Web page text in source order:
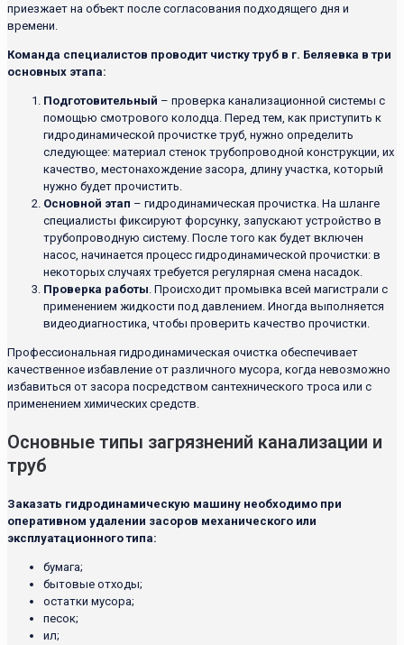
приезжает на объект после согласования подходящего дня и
времени.
Команда специалистов проводит чистку труб в г. Беляевка в три
основных этапа:
Подготовительный – проверка канализационной системы с
помощью смотрового колодца. Перед тем, как приступить к
гидродинамической прочистке труб, нужно определить
следующее: материал стенок трубопроводной конструкции, их
качество, местонахождение засора, длину участка, который
нужно будет прочистить.
Основной этап – гидродинамическая прочистка. На шланге
специалисты фиксируют форсунку, запускают устройство в
трубопроводную систему. После того как будет включен
насос, начинается процесс гидродинамической прочистки: в
некоторых случаях требуется регулярная смена насадок.
Проверка работы. Происходит промывка всей магистрали с
применением жидкости под давлением. Иногда выполняется
видеодиагностика, чтобы проверить качество прочистки.
Профессиональная гидродинамическая очистка обеспечивает
качественное избавление от различного мусора, когда невозможно
избавиться от засора посредством сантехнического троса или с
применением химических средств.
Основные типы загрязнений канализации и
труб
Заказать гидродинамическую машину необходимо при
оперативном удалении засоров механического или
эксплуатационного типа:
бумага;
бытовые отходы;
остатки мусора;
песок;
ил;